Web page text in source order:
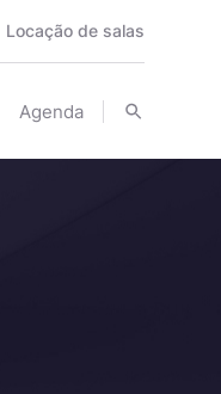
Locação de salas
Agenda